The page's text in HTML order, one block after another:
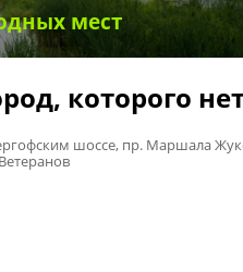
мест
которого
шоссе, пр. Маршала